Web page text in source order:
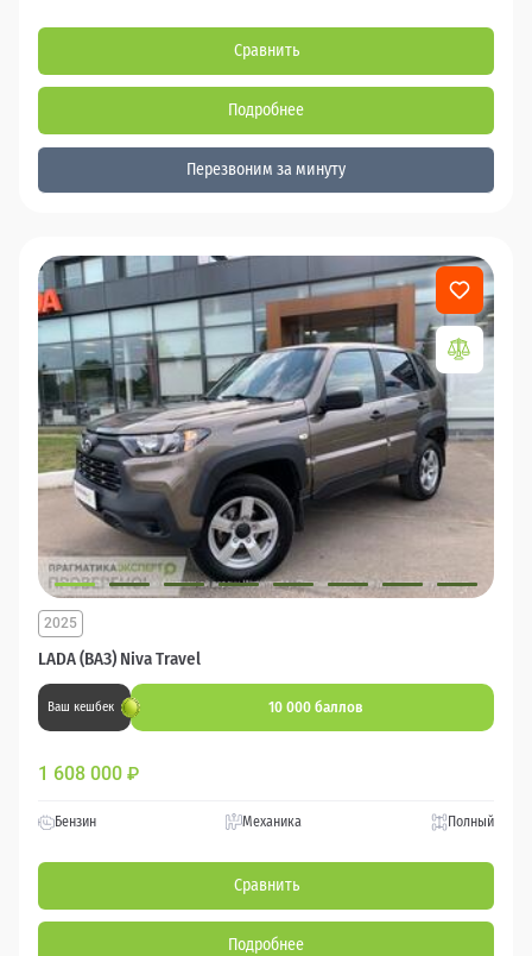
Сравнить
Подробнее
Перезвоним за минуту
LADA (ВАЗ) Niva Travel
2025
Ваш кешбек 10 000 баллов
1 608 000 ₽
Бензин Механика Полный
Сравнить
Подробнее